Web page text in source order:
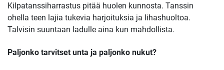
Kilpatanssiharrastus pitää huolen kunnosta. Tanssin
ohella teen lajia tukevia harjoituksia ja lihashuoltoa.
Talvisin suuntaan ladulle aina kun mahdollista.
Paljonko tarvitset unta ja paljonko nukut?